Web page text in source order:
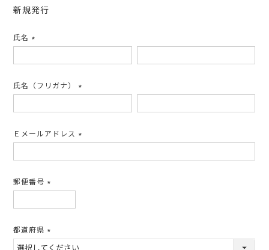
新規発行
氏名
須)
氏名（フリガナ）
須)
Ｅメールアドレス
須)
郵便番号
須)
都道府県
(必